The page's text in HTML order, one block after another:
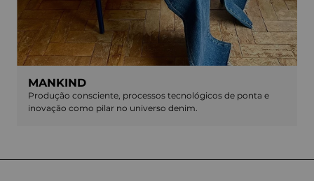
MANKIND
Produção consciente, processos tecnológicos de ponta e
inovação como pilar no universo denim.